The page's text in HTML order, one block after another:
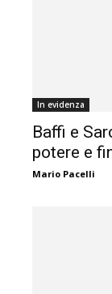
In evidenza
Baffi e
potere e
Mario Pacelli